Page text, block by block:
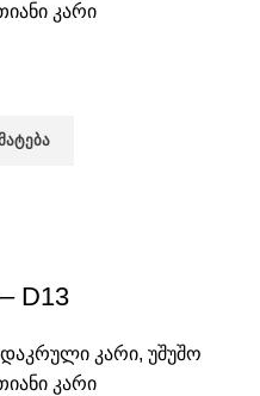
კარი
D13
კარი,უშუშო
კარი